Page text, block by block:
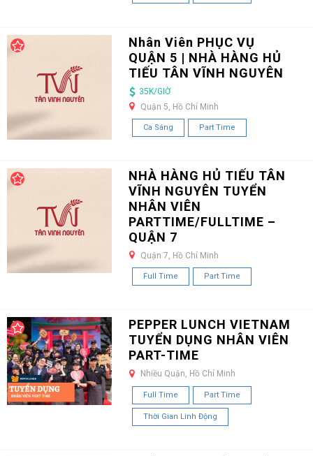
Nhân Viên PHỤC VỤ
QUẬN 5 | NHÀ HÀNG HỦ
TIẾU TÂN VĨNH NGUYÊN
35K/GIỜ
Quận 5, Hồ Chí Minh
Ca Sáng Part Time
NHÀ HÀNG HỦ TIẾU TÂN
VĨNH NGUYÊN TUYỂN
NHÂN VIÊN
PARTTIME/FULLTIME –
QUẬN 7
Quận 7, Hồ Chí Minh
Full Time Part Time
PEPPER LUNCH VIETNAM
TUYỂN DỤNG NHÂN VIÊN
PART-TIME
Nhiều Quận, Hồ Chí Minh
Full Time Part Time
Thời Gian Linh Động